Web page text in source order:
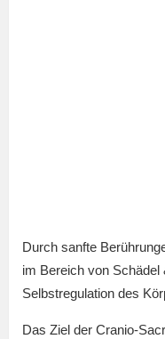
Durch sanfte
im Bereich von Schädel
Selbstregulation des
Das Ziel der Cranio-